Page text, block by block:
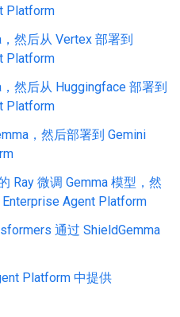
Platform
然后从 Vertex 部署到
Platform
然后从 Huggingface 部署到
Platform
，然后部署到 Gemini
Ray 微调 Gemma 模型，然
Agent Platform
通过 ShieldGemma
Platform 中提供